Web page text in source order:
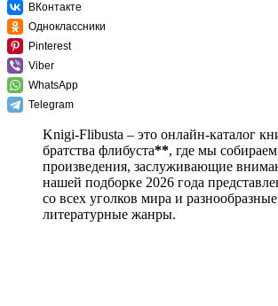
ВКонтакте
Одноклассники
Pinterest
Viber
WhatsApp
Telegram
Knigi-Flibusta – это онлайн-каталог
братства флибуста**, где мы
произведения, заслуживающие
нашей подборке 2026 года
со всех уголков мира и разнообразные
литературные жанры.